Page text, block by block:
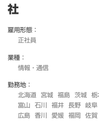
社
雇用形態：
正社員
業種：
情報・通信
勤務地：
北海道
宮城 福島 茨城 栃
富山
石川 福井 長野 岐阜
広島
香川 愛媛 福岡 佐賀